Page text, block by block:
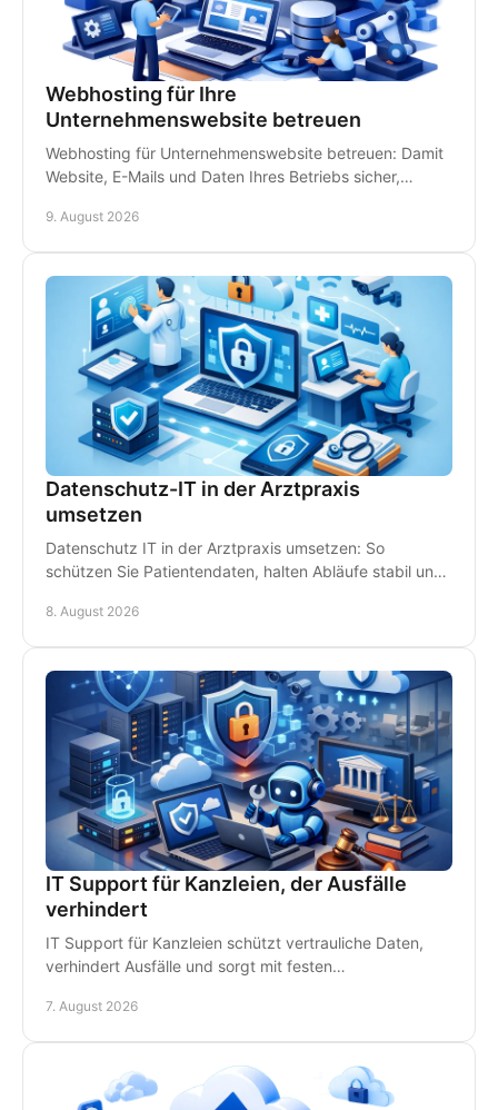
Webhosting für Ihre
Unternehmenswebsite betreuen
Webhosting für Unternehmenswebsite betreuen: Damit
Website, E-Mails und Daten Ihres Betriebs sicher,
9. August 2026
Datenschutz-IT in der Arztpraxis
umsetzen
Datenschutz IT in der Arztpraxis umsetzen: So
schützen Sie Patientendaten, halten Abläufe stabil und
8. August 2026
IT Support für Kanzleien, der Ausfälle
verhindert
IT Support für Kanzleien schützt vertrauliche Daten,
verhindert Ausfälle und sorgt mit festen
Kanzleialltag.
7. August 2026